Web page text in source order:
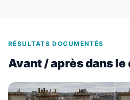
RÉSULTATS DOCUMENTÉS
Avant / après dans